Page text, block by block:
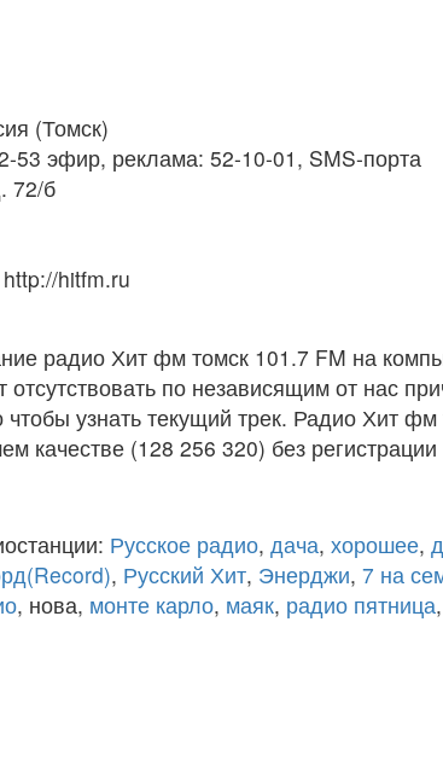
(Томск)
53 эфир, реклама: 52-10-01, SMS-порта
72/б
http://hitfm.ru
радио Хит фм томск 101.7 FM на
по независящим от нас
узнать текущий трек. Радио Хит
качестве (128 256 320) без
Русское радио, дача, хорошее,
, Русский Хит, Энерджи, 7 на
, нова, монте карло, маяк, радио пятница,